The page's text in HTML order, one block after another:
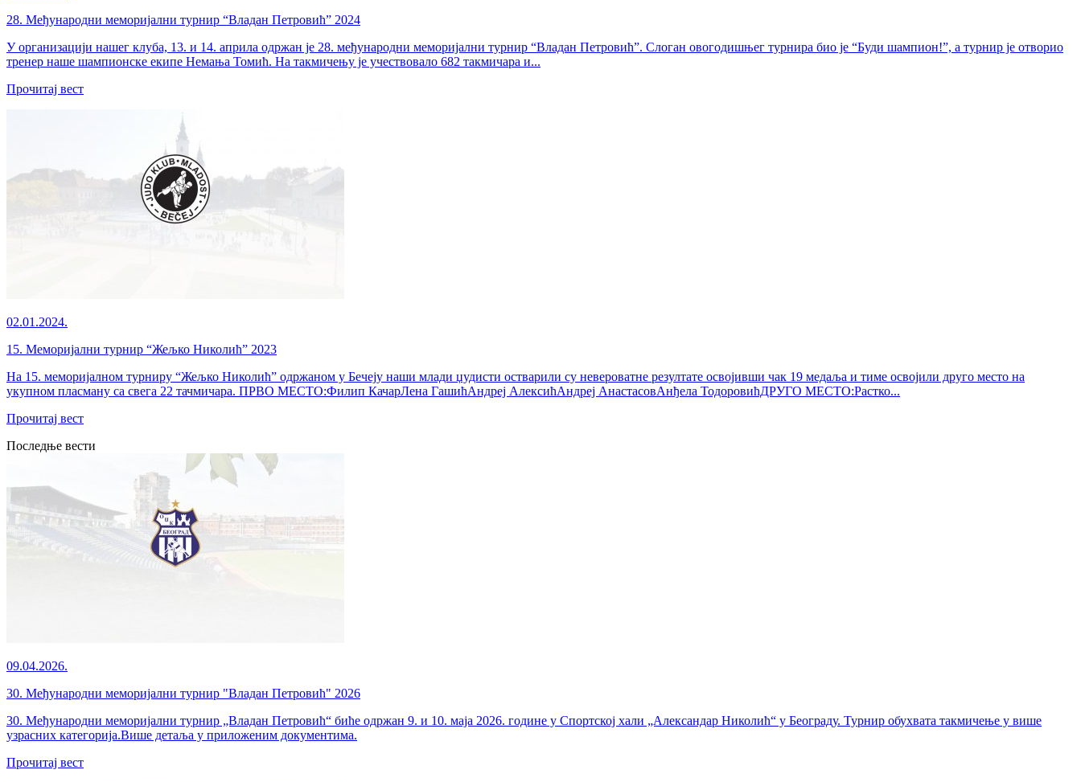
28. Међународни меморијални турнир “Владан Петровић” 2024
У организацији нашег клуба, 13. и 14. априла одржан је 28. међународни меморијални турнир “Владан Петровић”. Слоган овогодишњег турнира био је “Буди шампион!”, а турнир је отворио
тренер наше шампионске екипе Немања Томић. На такмичењу је учествовало 682 такмичара и...
Прочитај вест
02.01.2024.
15. Меморијални турнир “Жељко Николић” 2023
На 15. меморијалном турниру “Жељко Николић” одржаном у Бечеју наши млади џудисти остварили су невероватне резултате освојивши чак 19 медаља и тиме освојили друго место на
укупном пласману са свега 22 тачмичара. ПРВО МЕСТО:Филип КачарЛена ГашићАндреј АлексићАндреј АнастасовАнђела ТодоровићДРУГО МЕСТО:Растко...
Прочитај вест
Последње вести
09.04.2026.
30. Међународни меморијални турнир "Владан Петровић" 2026
30. Међународни меморијални турнир „Владан Петровић“ биће одржан 9. и 10. маја 2026. године у Спортској хали „Александар Николић“ у Београду. Турнир обухвата такмичење у више
узрасних категорија.Више детаља у приложеним документима.
Прочитај вест